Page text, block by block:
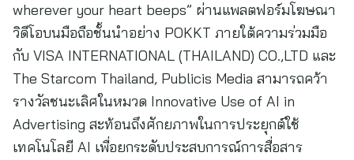
wherever your heart beeps” ผ่านแพลตฟอร์มโฆษณา
วิดีโอบนมือถือชั้นนำอย่าง POKKT ภายใต้ความร่วมมือ
กับ VISA INTERNATIONAL (THAILAND) CO.,LTD และ
The Starcom Thailand, Publicis Media สามารถคว้า
รางวัลชนะเลิศในหมวด Innovative Use of AI in
Advertising สะท้อนถึงศักยภาพในการประยุกต์ใช้
เทคโนโลยี AI เพื่อยกระดับประสบการณ์การสื่อสาร